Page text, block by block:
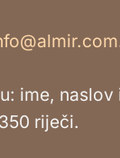
ime, naslov
350 riječi.